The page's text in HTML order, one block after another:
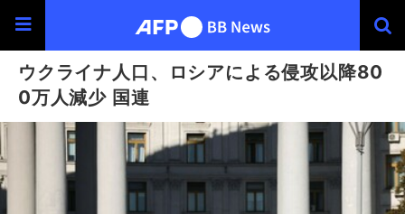
ウクライナ人口、ロシアによる侵攻以降80
0万人減少 国連